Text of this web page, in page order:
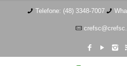
Telefone: (48) 3348-7007